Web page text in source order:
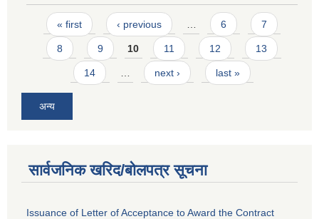
Pages
« first ‹ previous … 6 7
8 9 10 11 12 13
14 … next › last »
अन्य
सार्वजनिक खरिद/बोलपत्र सूचना
Issuance of Letter of Acceptance to Award the Contract